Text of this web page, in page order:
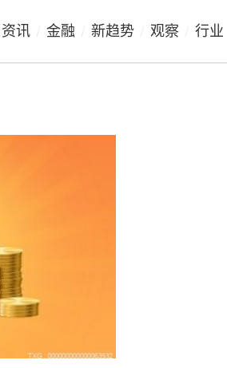
资讯 金融 新趋势 观察 行业